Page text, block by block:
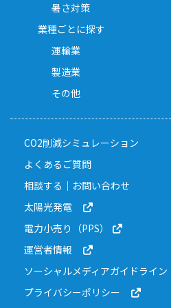
暑さ対策
業種ごとに探す
運輸業
製造業
その他
CO2削減シミュレーション
よくあるご質問
相談する｜お問い合わせ
太陽光発電
電力小売り（PPS）
運営者情報
ソーシャルメディアガイドライン
プライバシーポリシー